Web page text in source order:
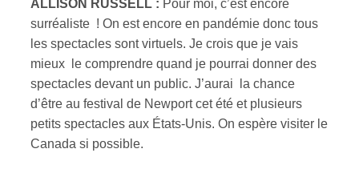
ALLISON RUSSELL : Pour moi, c’est encore
surréaliste ! On est encore en pandémie donc tous
les spectacles sont virtuels. Je crois que je vais
mieux le comprendre quand je pourrai donner des
spectacles devant un public. J’aurai la chance
d’être au festival de Newport cet été et plusieurs
petits spectacles aux États-Unis. On espère visiter le
Canada si possible.